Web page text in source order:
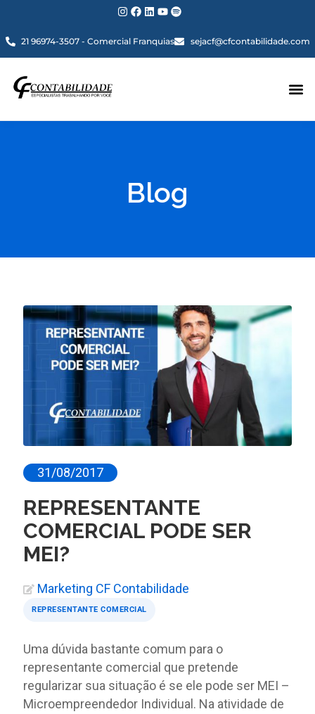
21 96974-3507 - Comercial Franquias sejacf@cfcontabilidade.com
Blog
31/08/2017
REPRESENTANTE
COMERCIAL PODE SER
MEI?
Marketing CF Contabilidade
REPRESENTANTE COMERCIAL
Uma dúvida bastante comum para o
representante comercial que pretende
regularizar sua situação é se ele pode ser MEI –
Microempreendedor Individual. Na atividade de